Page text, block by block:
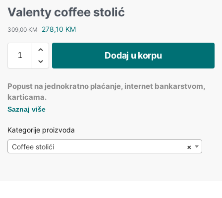
Valenty coffee stolić
309,00KM 278,10 KM
Dodaj u korpu
Popust na jednokratno plaćanje, internet bankarstvom,
karticama.
Saznaj više
Kategorije proizvoda
×
Coffee stolići